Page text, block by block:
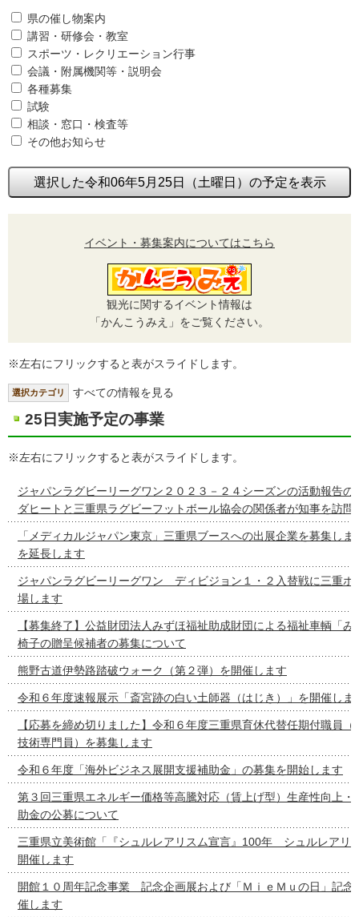
県の催し物案内
講習・研修会・教室
スポーツ・レクリエーション行事
会議・附属機関等・説明会
各種募集
試験
相談・窓口・検査等
その他お知らせ
選択した令和06年5月25日（土曜日）の予定を表示
イベント・募集案内についてはこちら
観光に関するイベント情報は
「かんこうみえ」をご覧ください。
※左右にフリックすると表がスライドします。
選択カテゴリ すべての情報を見る
25日実施予定の事業
※左右にフリックすると表がスライドします。
ジャパンラグビーリーグワン２０２３－２４シーズンの活動報告の
ダヒートと三重県ラグビーフットボール協会の関係者が知事を訪問
「メディカルジャパン東京」三重県ブースへの出展企業を募集し
を延長します
ジャパンラグビーリーグワン ディビジョン１・２入替戦に三重ホ
場します
【募集終了】公益財団法人みずほ福祉助成財団による福祉車輌「
椅子の贈呈候補者の募集について
熊野古道伊勢路踏破ウォーク（第２弾）を開催します
令和６年度速報展示「斎宮跡の白い土師器（はじき）」を開催しま
【応募を締め切りました】令和６年度三重県育休代替任期付職員
技術専門員）を募集します
令和６年度「海外ビジネス展開支援補助金」の募集を開始します
第３回三重県エネルギー価格等高騰対応（賃上げ型）生産性向上・
助金の公募について
三重県立美術館「『シュルレアリスム宣言』100年 シュルレアリ
開催します
開館１０周年記念事業 記念企画展および「ＭｉｅＭｕの日」記念
催します